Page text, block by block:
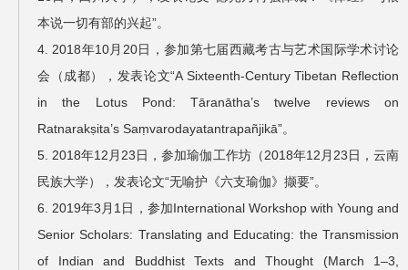
本说一切有部的兴起”。
4. 2018年10月20日，参加第七届西藏考古与艺术国际学术讨论
会（成都），发表论文“A Sixteenth-Century Tibetan Reflection
in the Lotus Pond: Tāranātha’s twelve reviews on
Ratnarakṣita’s Saṃvarodayatantrapañjikā”。
5. 2018年12月23日，参加瑜伽工作坊（2018年12月23日，云南
民族大学），发表论文“无喻护《六支瑜伽》撷要”。
6. 2019年3月1日，参加International Workshop with Young and
Senior Scholars: Translating and Educating: the Transmission
of Indian and Buddhist Texts and Thought (March 1–3,